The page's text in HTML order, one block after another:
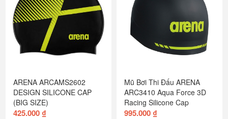
ARENA ARCAMS2602
DESIGN SILICONE CAP
(BIG SIZE)
425.000 ₫
Mũ Bơi Thi Đấu ARENA
ARC3410 Aqua Force 3D
Racing Silicone Cap
995.000 ₫